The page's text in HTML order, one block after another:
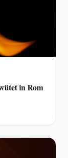
in Rom